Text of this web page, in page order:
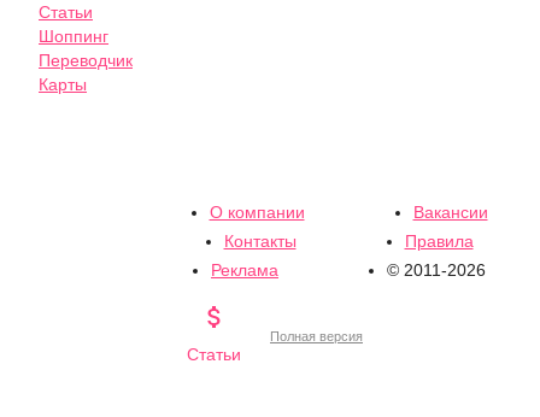
Статьи
Шоппинг
Переводчик
Карты
О компании
Вакансии
Контакты
Правила
Реклама
© 2011-2026

Статьи
Полная версия